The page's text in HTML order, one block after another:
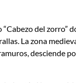
“Cabezo del zorro”
La zona
desciende